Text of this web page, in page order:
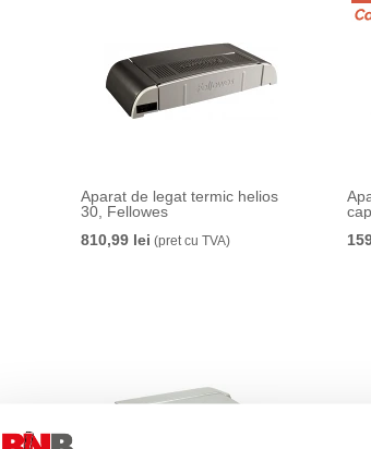
Aparat de legat termic helios
30, Fellowes
810,99 lei (pret cu TVA)